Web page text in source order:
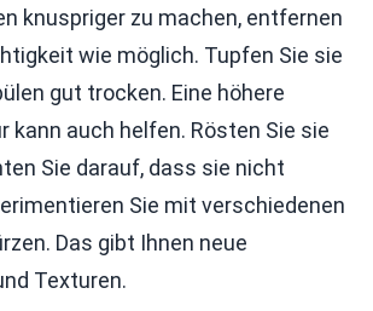
knuspriger zu machen, entfernen
wie möglich. Tupfen Sie sie
gut trocken. Eine höhere
kann auch helfen. Rösten Sie sie
Sie darauf, dass sie nicht
Sie mit verschiedenen
Das gibt Ihnen neue
Texturen.